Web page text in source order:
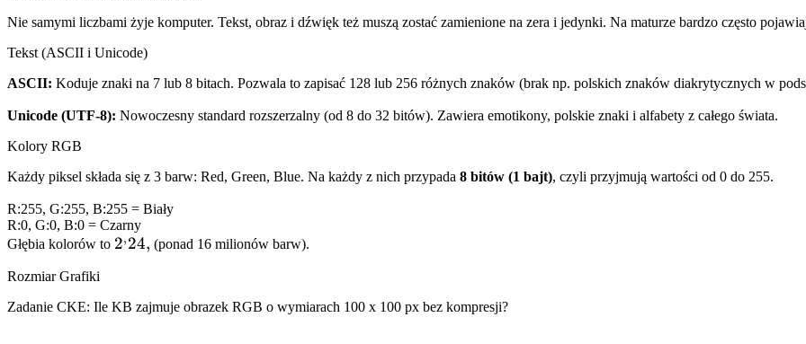
Nie samymi liczbami żyje komputer. Tekst, obraz i dźwięk też muszą zostać zamienione na zera i jedynki. Na maturze bardzo często
Tekst (ASCII i Unicode)
ASCII: Koduje znaki na 7 lub 8 bitach. Pozwala to zapisać 128 lub 256 różnych znaków (brak np. polskich znaków diakrytycznych w
Unicode (UTF-8): Nowoczesny standard rozszerzalny (od 8 do 32 bitów). Zawiera emotikony, polskie znaki i alfabety z całego świata.
Kolory RGB
Każdy piksel składa się z 3 barw: Red, Green, Blue. Na każdy z nich przypada 8 bitów (1 bajt), czyli przyjmują wartości od 0 do 255.
R:255, G:255, B:255 = Biały
R:0, G:0, B:0 = Czarny
Głębia kolorów to 2^,24,
2,24, (ponad 16 milionów barw).
Rozmiar Grafiki
Zadanie CKE: Ile KB zajmuje obrazek RGB o wymiarach 100 x 100 px bez kompresji?